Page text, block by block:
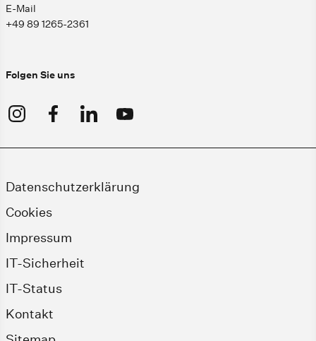
E-Mail
+49 89 1265-2361
Folgen Sie uns
Datenschutzerklärung
Cookies
Impressum
IT-Sicherheit
IT-Status
Kontakt